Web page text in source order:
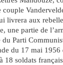
couple
livrera aux
une partie de
Parti
du 17 mai
18 soldats